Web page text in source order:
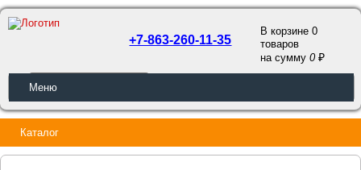
ОБРАТНЫЙ ЗВОНОК
+7-863-260-11-35
В корзине 0
товаров
на сумму0
Меню
Каталог